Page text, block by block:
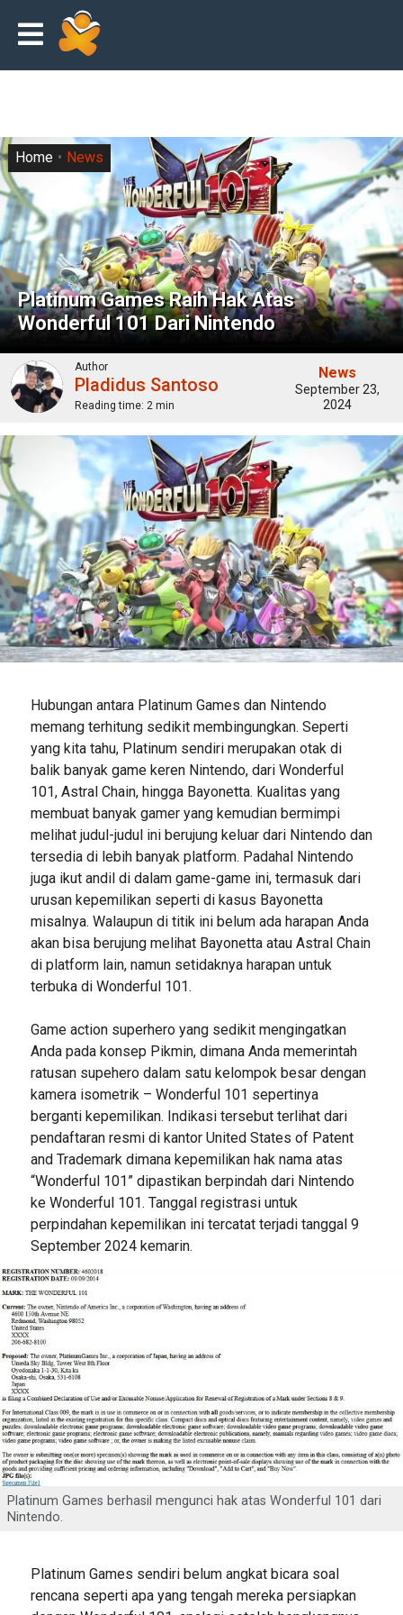
Platinum Games Raih Hak Atas
Wonderful 101 Dari Nintendo
Home News
Author
Pladidus Santoso
Reading time: 2 min
News
September 23,
2024
Hubungan antara Platinum Games dan Nintendo
memang terhitung sedikit membingungkan. Seperti
yang kita tahu, Platinum sendiri merupakan otak di
balik banyak game keren Nintendo, dari Wonderful
101, Astral Chain, hingga Bayonetta. Kualitas yang
membuat banyak gamer yang kemudian bermimpi
melihat judul-judul ini berujung keluar dari Nintendo dan
tersedia di lebih banyak platform. Padahal Nintendo
juga ikut andil di dalam game-game ini, termasuk dari
urusan kepemilikan seperti di kasus Bayonetta
misalnya. Walaupun di titik ini belum ada harapan Anda
akan bisa berujung melihat Bayonetta atau Astral Chain
di platform lain, namun setidaknya harapan untuk
terbuka di Wonderful 101.
Game action superhero yang sedikit mengingatkan
Anda pada konsep Pikmin, dimana Anda memerintah
ratusan supehero dalam satu kelompok besar dengan
kamera isometrik – Wonderful 101 sepertinya
berganti kepemilikan. Indikasi tersebut terlihat dari
pendaftaran resmi di kantor United States of Patent
and Trademark dimana kepemilikan hak nama atas
“Wonderful 101” dipastikan berpindah dari Nintendo
ke Wonderful 101. Tanggal registrasi untuk
perpindahan kepemilikan ini tercatat terjadi tanggal 9
September 2024 kemarin.
Platinum Games berhasil mengunci hak atas Wonderful 101 dari
Nintendo.
Platinum Games sendiri belum angkat bicara soal
rencana seperti apa yang tengah mereka persiapkan